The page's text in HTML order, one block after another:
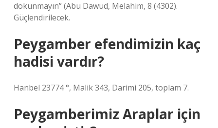
dokunmayın” (Abu Dawud, Melahim, 8 (4302).
Güçlendirilecek.
Peygamber efendimizin kaç
hadisi vardır?
Hanbel 23774 °, Malik 343, Darimi 205, toplam 7.
Peygamberimiz Araplar için